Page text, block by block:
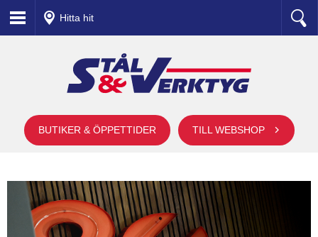
Hitta hit
BUTIKER & ÖPPETTIDER TILL WEBSHOP